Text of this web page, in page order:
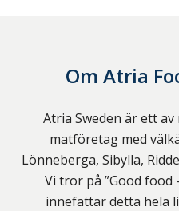
Om Atria
Atria Sweden är ett
matföretag med
Lönneberga, Sibylla,
Vi tror på ”Good food
innefattar detta hela